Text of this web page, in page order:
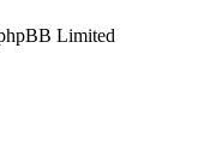
Limited